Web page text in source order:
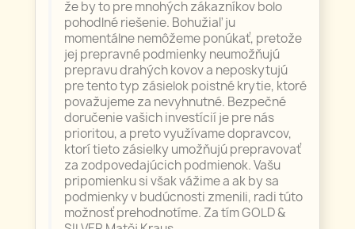
že by to pre mnohých zákazníkov bolo
pohodlné riešenie. Bohužiaľ ju
momentálne nemôžeme ponúkať, pretože
jej prepravné podmienky neumožňujú
prepravu drahých kovov a neposkytujú
pre tento typ zásielok poistné krytie, ktoré
považujeme za nevyhnutné. Bezpečné
doručenie vašich investícií je pre nás
prioritou, a preto využívame dopravcov,
ktorí tieto zásielky umožňujú prepravovať
za zodpovedajúcich podmienok. Vašu
pripomienku si však vážime a ak by sa
podmienky v budúcnosti zmenili, radi túto
možnosť prehodnotíme. Za tím GOLD &